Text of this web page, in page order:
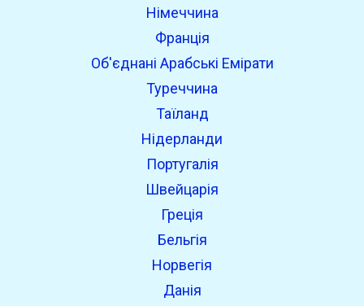
Німеччина
Франція
Об'єднані Арабські Емірати
Туреччина
Таїланд
Нідерланди
Португалія
Швейцарія
Греція
Бельгія
Норвегія
Данія